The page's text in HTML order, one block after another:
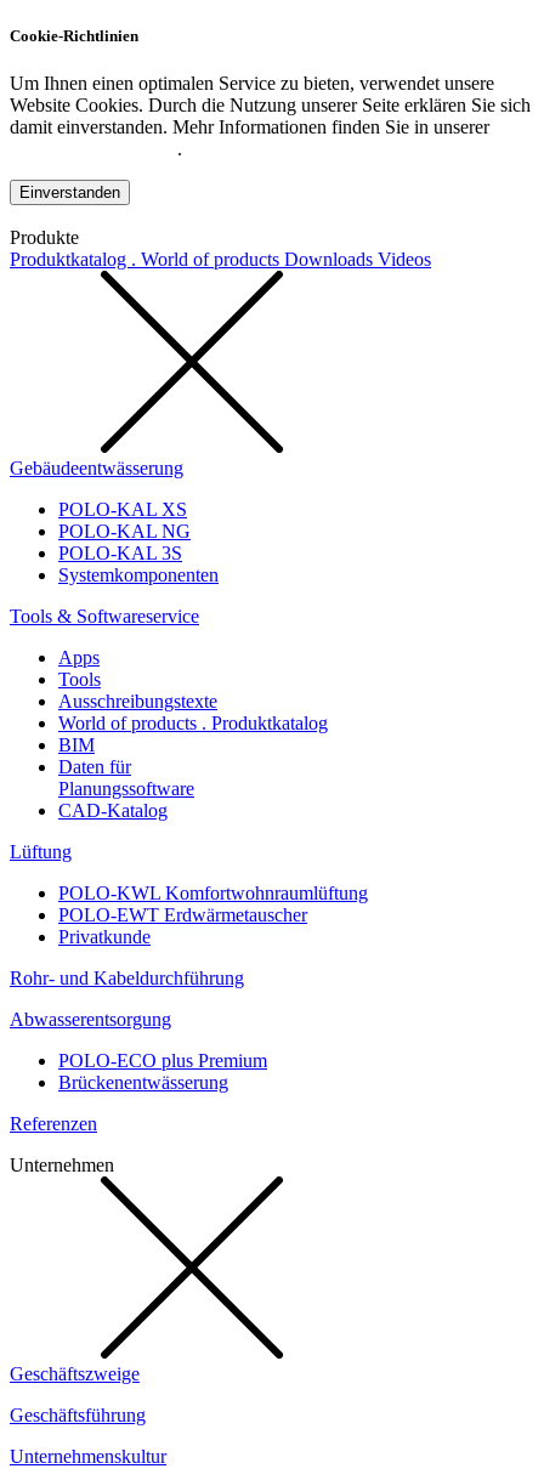
Cookie-Richtlinien
Um Ihnen einen optimalen Service zu bieten, verwendet unsere
Website Cookies. Durch die Nutzung unserer Seite erklären Sie sich
damit einverstanden. Mehr Informationen finden Sie in unserer
.
Einverstanden
Produkte
Produktkatalog . World of products Downloads Videos
Gebäudeentwässerung
POLO-KAL XS
POLO-KAL NG
POLO-KAL 3S
Systemkomponenten
Tools & Softwareservice
Apps
Tools
Ausschreibungstexte
World of products . Produktkatalog
BIM
Daten für
Planungssoftware
CAD-Katalog
Lüftung
POLO-KWL Komfortwohnraumlüftung
POLO-EWT Erdwärmetauscher
Privatkunde
Rohr- und Kabeldurchführung
Abwasserentsorgung
POLO-ECO plus Premium
Brückenentwässerung
Referenzen
Unternehmen
Geschäftszweige
Geschäftsführung
Unternehmenskultur